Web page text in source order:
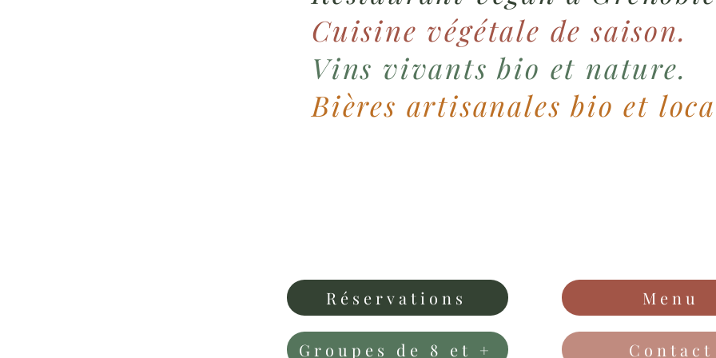
Cuisine végétale de saison.
Vins vivants bio et nature.
Bières artisanales bio et
Réservations
Groupes de 8 et +
Menu
Contact